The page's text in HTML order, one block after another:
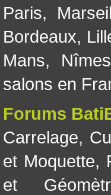
Paris,
Bordeaux,
Mans, Nîmes
salons en
Forums
Carrelage,
et Moquette,
et